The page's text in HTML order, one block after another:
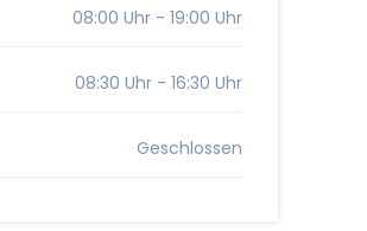
08:00 Uhr - 19:00 Uhr
08:30 Uhr - 16:30 Uhr
Geschlossen